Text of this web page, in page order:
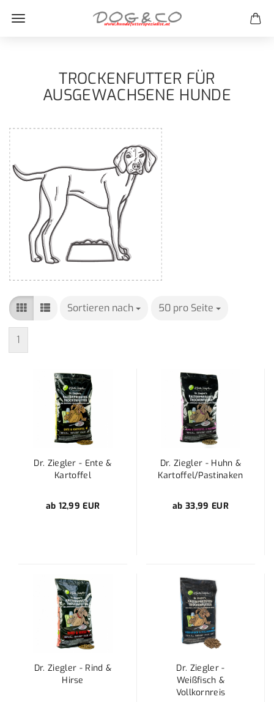
TROCKENFUTTER FÜR
AUSGEWACHSENE HUNDE
Sortieren nach
Sortieren nach 50 pro Seite
pro Seite
1
Dr. Ziegler - Ente &
Kartoffel
ab 12,99 EUR
Dr. Ziegler - Huhn &
Kartoffel/Pastinaken
ab 33,99 EUR
Dr. Ziegler - Rind &
Hirse
Dr. Ziegler -
Weißfisch &
Vollkornreis